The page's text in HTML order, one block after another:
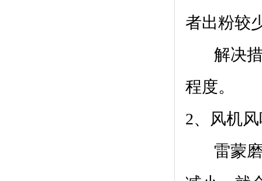
者出粉较
解决措
程度。
2、风机
雷蒙